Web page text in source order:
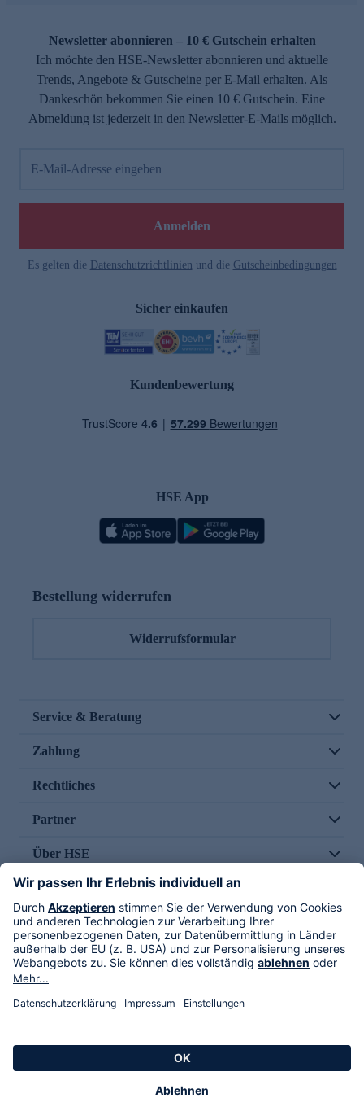
Newsletter abonnieren – 10 € Gutschein erhalten
Ich möchte den HSE-Newsletter abonnieren und aktuelle
Trends, Angebote & Gutscheine per E-Mail erhalten. Als
Dankeschön bekommen Sie einen 10 € Gutschein. Eine
Abmeldung ist jederzeit in den Newsletter-E-Mails möglich.
E-Mail-Adresse eingeben
Anmelden
Es gelten die Datenschutzrichtlinien und die Gutscheinbedingungen
Sicher einkaufen
Kundenbewertung
HSE App
Bestellung widerrufen
Widerrufsformular
Service & Beratung
Zahlung
Rechtliches
Partner
Über HSE
Im TV
HSE International